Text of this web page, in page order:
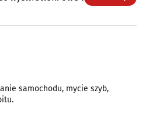
samochodu, mycie szyb,